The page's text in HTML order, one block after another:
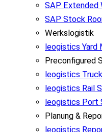
SAP Extended
SAP Stock
Werkslogistik
leogistics Yard
Preconfigured
leogistics
leogistics Rail
leogistics Port
Planung &
leogistics